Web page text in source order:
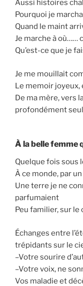
Aussi histoires
Pourquoi je
Quand le maint
Je marche à où……
Qu’est-ce que je
Je me mouillait
Le memoir
De ma mère, vers
profondément
À la belle femme
Quelque fois sous
À ce monde, par
Une terre je ne
parfumaient
Peu familier, sur
Échanges entre
trépidants sur le
–Votre sourire
–Votre voix, ne
Vos maladie et